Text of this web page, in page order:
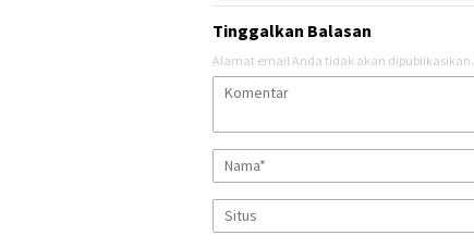
Tinggalkan Balasan
Alamat email Anda tidak akan dipublikasikan.